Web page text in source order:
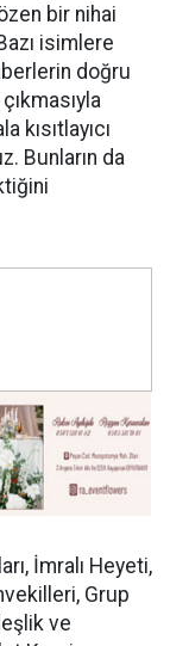
bir nihai
isimlere
doğru
kısıtlayıcı
Bunların da
İmralı Heyeti,
Grup
ve